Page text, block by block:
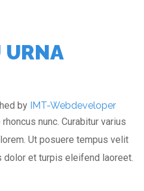
URNA
by IMT-Webdeveloper
nunc. Curabitur varius
Ut posuere tempus velit
dolor et turpis eleifend laoreet.